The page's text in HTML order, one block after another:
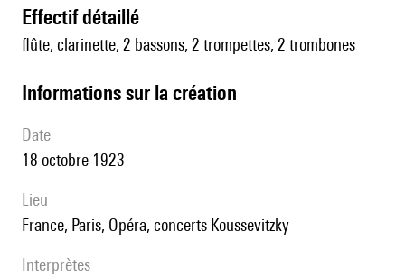
effectif détaillé
flûte, clarinette, 2 bassons, 2 trompettes, 2 trombones
informations sur la création
date
18 octobre 1923
lieu
France, Paris, Opéra, concerts Koussevitzky
interprètes